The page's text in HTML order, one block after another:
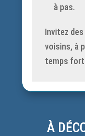
à pas.
Invitez
voisins, à
temps fort
À